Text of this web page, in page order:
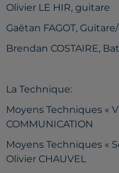
Olivier LE HIR, guitare
Gaëtan FAGOT,
Brendan COSTAIRE,
La Technique:
Moyens Techniques «
COMMUNICATION
Moyens Techniques «
Olivier CHAUVEL